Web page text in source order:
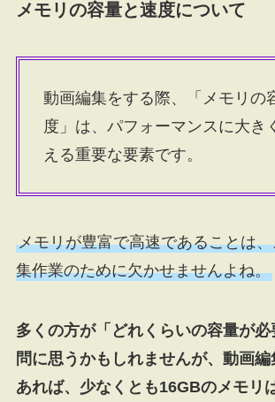
メモリの容量と速度について
動画編集をする際、「メモリの
度」は、パフォーマンスに大き
える重要な要素です。
メモリが豊富で高速であることは
集作業のために欠かせませんよね。
多くの方が「どれくらいの容量が
問に思うかもしれませんが、動画
あれば、少なくとも16GBのメモリ